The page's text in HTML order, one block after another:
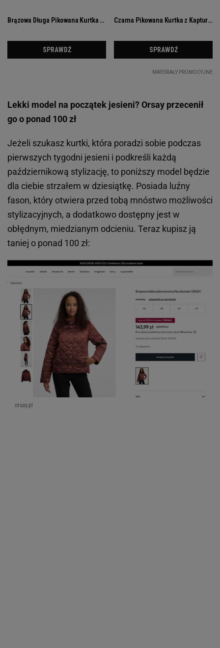
Lekki model na początek jesieni? Orsay przecenił
go o ponad 100 zł
Jeżeli szukasz kurtki, która poradzi sobie podczas
pierwszych tygodni jesieni i podkreśli każdą
październikową stylizację, to poniższy model będzie
dla ciebie strzałem w dziesiątkę. Posiada luźny
fason, który otwiera przed tobą mnóstwo możliwości
stylizacyjnych, a dodatkowo dostępny jest w
obłędnym, miedzianym odcieniu. Teraz kupisz ją
taniej o ponad 100 zł:
orsay.pl